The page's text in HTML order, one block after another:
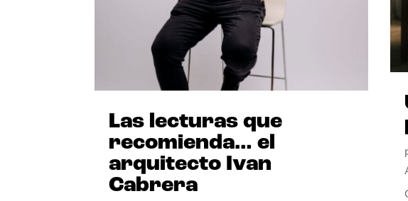
Las lecturas que
recomienda… el
arquitecto Ivan
Cabrera